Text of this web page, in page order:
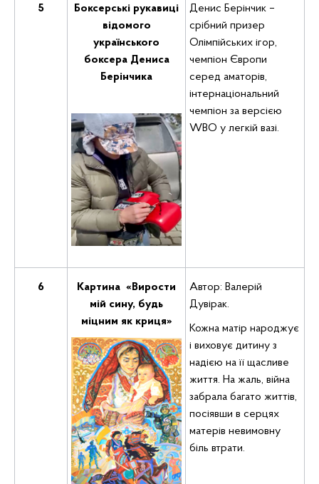
5
Боксерські рукавиці
відомого
українського
боксера Дениса
Берінчика
Денис Берінчик –
срібний призер
Олімпійських ігор,
чемпіон Європи
серед аматорів,
інтернаціональний
чемпіон за версією
WBO у легкій вазі.
6
Картина «Вирости
мій сину, будь
міцним як криця»
Автор: Валерій
Дувірак.
Кожна матір народжує
і виховує дитину з
надією на її щасливе
життя. На жаль, війна
забрала багато життів,
посіявши в серцях
матерів невимовну
біль втрати.